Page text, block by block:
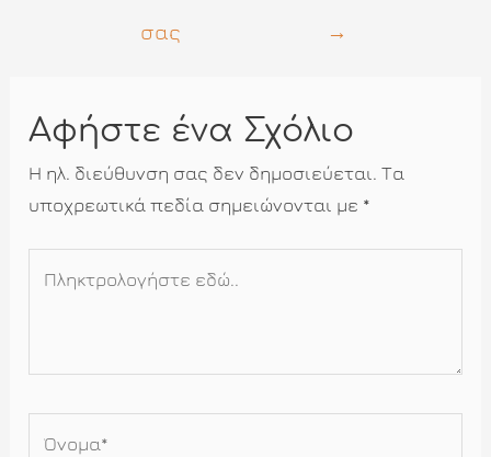
σας
→
Αφήστε ένα Σχόλιο
Η ηλ. διεύθυνση σας δεν δημοσιεύεται. Τα
υποχρεωτικά πεδία σημειώνονται με *